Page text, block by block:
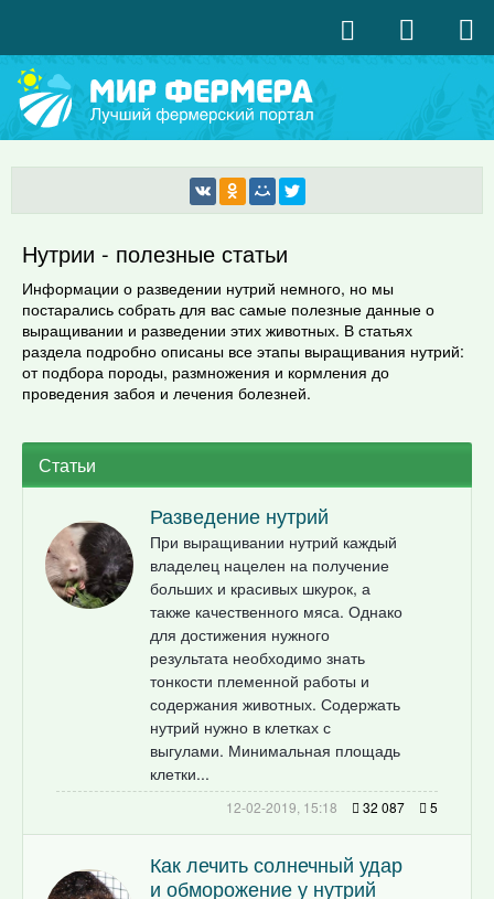
Нутрии - полезные статьи
Информации о разведении нутрий немного, но мы
постарались собрать для вас самые полезные данные о
выращивании и разведении этих животных. В статьях
раздела подробно описаны все этапы выращивания нутрий:
от подбора породы, размножения и кормления до
проведения забоя и лечения болезней.
Статьи
Разведение нутрий
При выращивании нутрий каждый
владелец нацелен на получение
больших и красивых шкурок, а
также качественного мяса. Однако
для достижения нужного
результата необходимо знать
тонкости племенной работы и
содержания животных. Содержать
нутрий нужно в клетках с
выгулами. Минимальная площадь
клетки...
12-02-2019, 15:18 32 087 5
Как лечить солнечный удар
и обморожение у нутрий